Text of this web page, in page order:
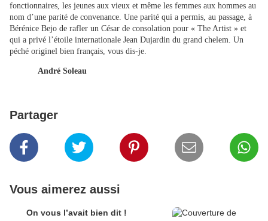
fonctionnaires, les jeunes aux vieux et même les femmes aux hommes au
nom d’une parité de convenance. Une parité qui a permis, au passage, à
Bérénice Bejo de rafler un César de consolation pour « The Artist » et
qui a privé l’étoile internationale Jean Dujardin du grand chelem. Un
péché originel bien français, vous dis-je.
André Soleau
Partager
Vous aimerez aussi
On vous l’avait bien dit !